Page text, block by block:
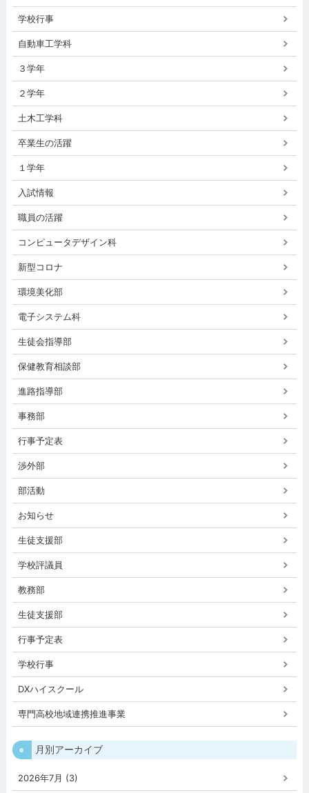
学校行事
自動車工学科
３学年
２学年
土木工学科
卒業生の活躍
１学年
入試情報
職員の活躍
コンピュータデザイン科
新型コロナ
環境美化部
電子システム科
生徒会指導部
保健教育相談部
進路指導部
事務部
行事予定表
渉外部
部活動
お知らせ
生徒支援部
学校評議員
教務部
生徒支援部
行事予定表
学校行事
DXハイスクール
専門高校地域連携推進事業
月別アーカイブ
2026年7月 (3)